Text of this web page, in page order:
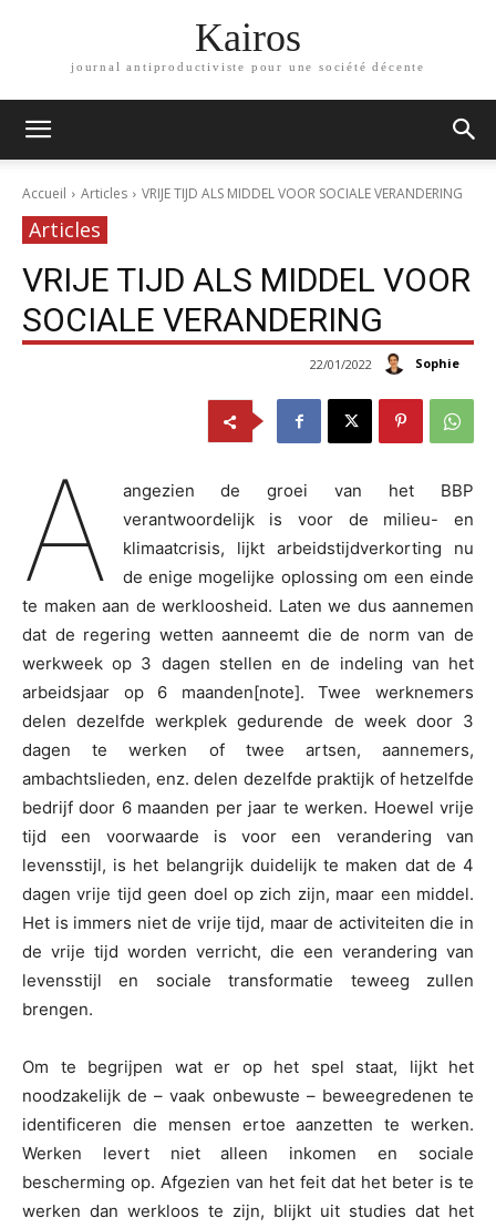
Kairos
journal antiproductiviste pour une société décente
Accueil Articles VRIJE TIJD ALS MIDDEL VOOR SOCIALE VERANDERING
Articles
VRIJE TIJD ALS MIDDEL VOOR
SOCIALE VERANDERING
Sophie
22/01/2022
A
angezien de groei van het BBP
verantwoordelijk is voor de milieu- en
klimaatcrisis, lijkt arbeidstijdverkorting nu
de enige mogelijke oplossing om een einde
te maken aan de werkloosheid. Laten we dus aannemen
dat de regering wetten aanneemt die de norm van de
werkweek op 3 dagen stellen en de indeling van het
arbeidsjaar op 6 maanden[note]. Twee werknemers
delen dezelfde werkplek gedurende de week door 3
dagen te werken of twee artsen, aannemers,
ambachtslieden, enz. delen dezelfde praktijk of hetzelfde
bedrijf door 6 maanden per jaar te werken. Hoewel vrije
tijd een voorwaarde is voor een verandering van
levensstijl, is het belangrijk duidelijk te maken dat de 4
dagen vrije tijd geen doel op zich zijn, maar een middel.
Het is immers niet de vrije tijd, maar de activiteiten die in
de vrije tijd worden verricht, die een verandering van
levensstijl en sociale transformatie teweeg zullen
brengen.
Om te begrijpen wat er op het spel staat, lijkt het
noodzakelijk de – vaak onbewuste – beweegredenen te
identificeren die mensen ertoe aanzetten te werken.
Werken levert niet alleen inkomen en sociale
bescherming op. Afgezien van het feit dat het beter is te
werken dan werkloos te zijn, blijkt uit studies dat het